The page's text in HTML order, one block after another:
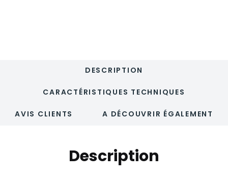
DESCRIPTION
CARACTÉRISTIQUES TECHNIQUES
AVIS CLIENTS A DÉCOUVRIR ÉGALEMENT
Description